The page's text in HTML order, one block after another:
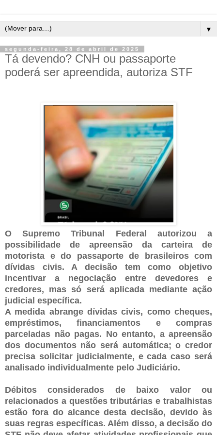
▼
segunda-feira, 28 de abril de 2025
Tá devendo? CNH ou passaporte
poderá ser apreendida, autoriza STF
O Supremo Tribunal Federal autorizou a
possibilidade de apreensão da carteira de
motorista e do passaporte de brasileiros com
dívidas civis. A decisão tem como objetivo
incentivar a negociação entre devedores e
credores, mas só será aplicada mediante ação
judicial específica.
A medida abrange dívidas civis, como cheques,
empréstimos, financiamentos e compras
parceladas não pagas. No entanto, a apreensão
dos documentos não será automática; o credor
precisa solicitar judicialmente, e cada caso será
analisado individualmente pelo Judiciário.
Débitos considerados de baixo valor ou
relacionados a questões tributárias e trabalhistas
estão fora do alcance desta decisão, devido às
suas regras específicas. Além disso, a decisão do